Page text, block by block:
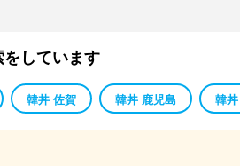
しています
韓丼 佐賀 韓丼 鹿児島 韓